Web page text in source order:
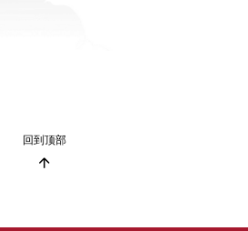
回到顶部